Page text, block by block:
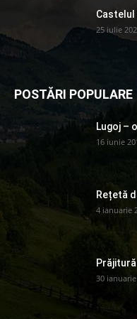
Castelul
25 iulie
POSTĂRI POPULARE
Lugoj –
16 iunie
Rețetă
4 ianuarie
30